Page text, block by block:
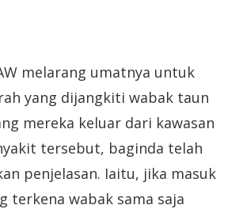
melarang umatnya untuk
yang dijangkiti wabak taun
mereka keluar dari kawasan
tersebut, baginda telah
penjelasan. Iaitu, jika masuk
terkena wabak sama saja